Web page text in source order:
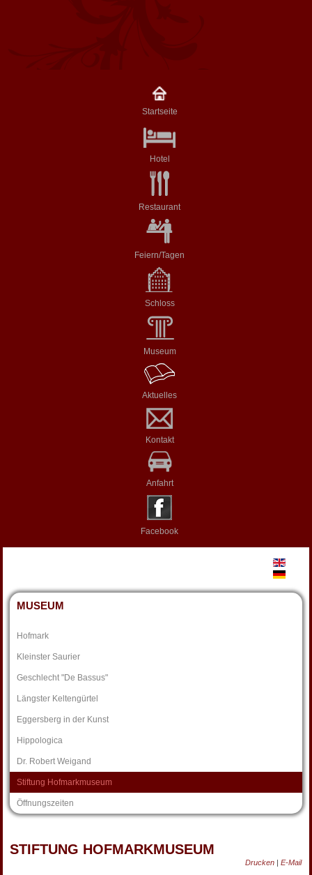
Startseite
Hotel
Restaurant
Feiern/Tagen
Schloss
Museum
Aktuelles
Kontakt
Anfahrt
Facebook
MUSEUM
Hofmark
Kleinster Saurier
Geschlecht "De Bassus"
Längster Keltengürtel
Eggersberg in der Kunst
Hippologica
Dr. Robert Weigand
Stiftung Hofmarkmuseum
Öffnungszeiten
STIFTUNG HOFMARKMUSEUM
Drucken | E-Mail